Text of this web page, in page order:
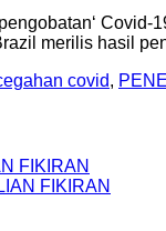
merilis hasil
covid,
FIKIRAN
FIKIRAN